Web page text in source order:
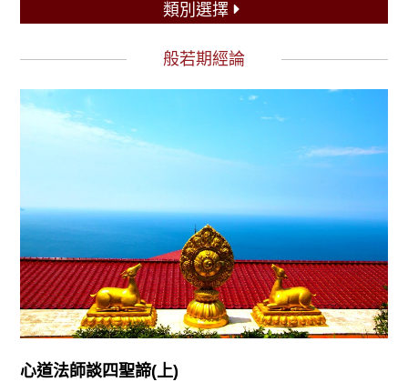
般若期經論
心道法師談四聖諦(上)
類別選擇